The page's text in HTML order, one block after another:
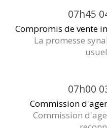
07h45
Compromis de vente
La promesse
07h00
Commission
Commission